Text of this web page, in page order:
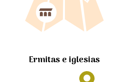
Ermitas e iglesias